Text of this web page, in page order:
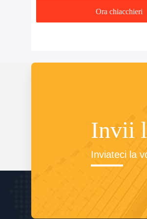
Ora chiacchieri
Invii
Inviateci la